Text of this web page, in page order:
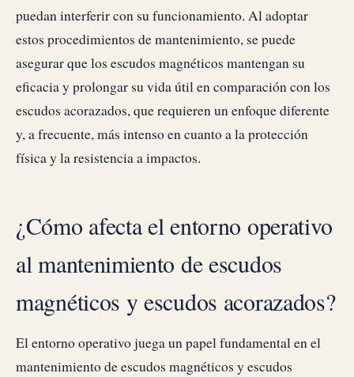
puedan interferir con su funcionamiento. Al adoptar
estos procedimientos de mantenimiento, se puede
asegurar que los escudos magnéticos mantengan su
eficacia y prolongar su vida útil en comparación con los
escudos acorazados, que requieren un enfoque diferente
y, a frecuente, más intenso en cuanto a la protección
física y la resistencia a impactos.
¿Cómo afecta el entorno operativo
al mantenimiento de escudos
magnéticos y escudos acorazados?
El entorno operativo juega un papel fundamental en el
mantenimiento de escudos magnéticos y escudos